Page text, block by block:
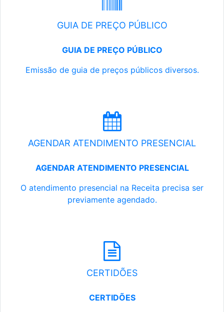
GUIA DE PREÇO PÚBLICO
GUIA DE PREÇO PÚBLICO
Emissão de guia de preços públicos diversos.
AGENDAR ATENDIMENTO PRESENCIAL
AGENDAR ATENDIMENTO PRESENCIAL
O atendimento presencial na Receita precisa ser
previamente agendado.
CERTIDÕES
CERTIDÕES